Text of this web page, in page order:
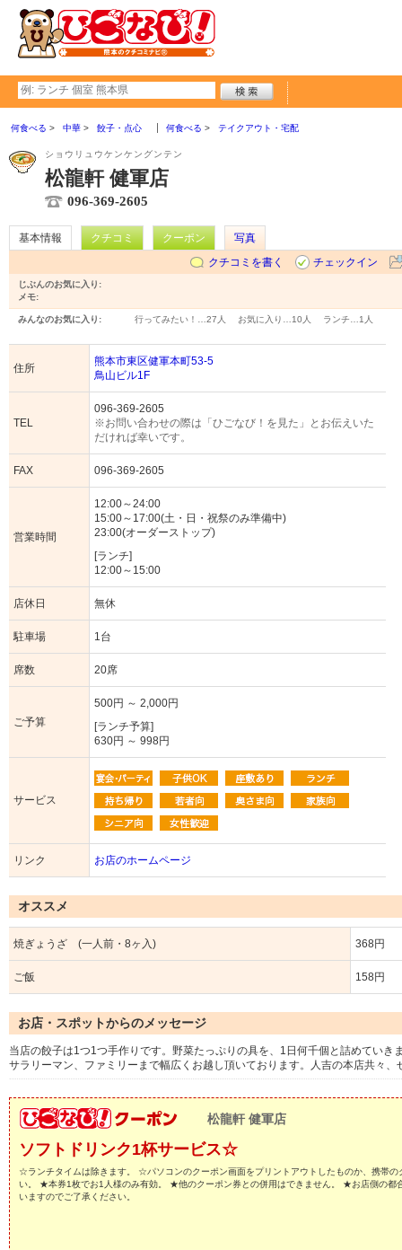
何食べる 中華 餃子・点心 何食べる テイクアウト・宅配
ショウリュウケンケングンテン
松龍軒 健軍店
096-369-2605
基本情報 クチコミ クーポン
写真
クチコミを書く
チェックイン
じぶんのお気に入り:
メモ:
みんなのお気に入り: 行ってみたい！… 27人 お気に入り… 10人 ランチ… 1人
住所
熊本市東区健軍本町53-5
鳥山ビル1F
TEL
096-369-2605
※お問い合わせの際は「ひごなび！を見た」とお伝えいた
だければ幸いです。
FAX 096-369-2605
営業時間
12:00～24:00
15:00～17:00(土・日・祝祭のみ準備中)
23:00(オーダーストップ)
[ランチ]
12:00～15:00
店休日 無休
駐車場 1台
席数 20席
ご予算
500円 ～ 2,000円
[ランチ予算]
630円 ～ 998円
サービス
リンク お店のホームページ
オススメ
焼ぎょうざ (一人前・8ヶ入) 368円
ご飯 158円
お店・スポットからのメッセージ
当店の餃子は1つ1つ手作りです。野菜たっぷりの具を、1日何千個と詰めてい
サラリーマン、ファミリーまで幅広くお越し頂いております。人吉の本店共々
松龍軒 健軍店
ソフトドリンク1杯サービス☆
☆ランチタイムは除きます。 ☆パソコンのクーポン画面をプリントアウトしたものか、携帯の
い。 ★本券1枚でお1人様のみ有効。 ★他のクーポン券との併用はできません。 ★お店側の都
いますのでご了承ください。